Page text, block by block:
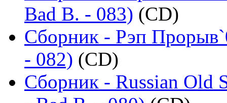
Bad B. - 083) (CD)
Сборник - Рэп
- 082) (CD)
Сборник - Russian Old